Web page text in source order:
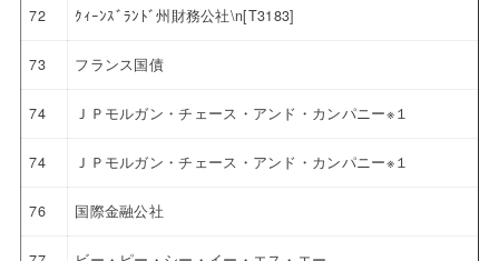
72 ｸｨｰﾝｽﾞﾗﾝﾄﾞ州財務公社\n[T3183]
73 フランス国債
74 ＪＰモルガン・チェース・アンド・カンパニー※１
74 ＪＰモルガン・チェース・アンド・カンパニー※１
76 国際金融公社